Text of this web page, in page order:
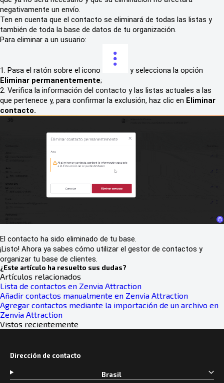
negativamente un envío.
Ten en cuenta que el contacto se eliminará de todas las listas y
también de toda la base de datos de tu organización.
Para eliminar a un usuario:
1. Pasa el ratón sobre el icono
y selecciona la opción
Eliminar permanentemente;
2. Verifica la información del contacto y las listas actuales a las
que pertenece y, para confirmar la exclusión, haz clic en Eliminar
contacto.
El contacto ha sido eliminado de tu base.
¡Listo! Ahora ya sabes cómo utilizar el gestor de contactos y
organizar tu base de clientes.
¿Este artículo ha resuelto sus dudas?
Artículos relacionados
Lista de contactos en Zenvia Attraction
Añadir contactos manualmente en Zenvia Attraction
Agregar contactos mediante la importación de un archivo en
Zenvia Attraction
Vistos recientemente
Dirección de contacto
Brasil